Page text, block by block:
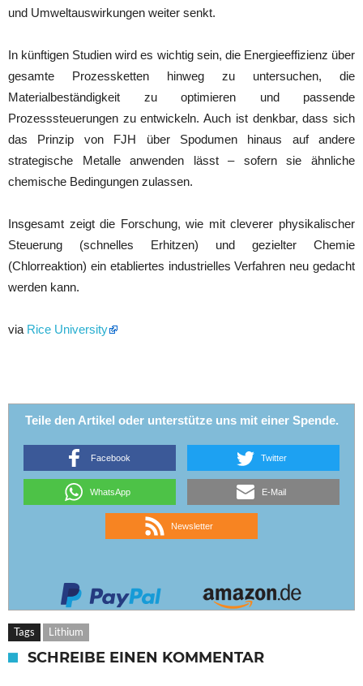
und Umweltauswirkungen weiter senkt.
In künftigen Studien wird es wichtig sein, die Energieeffizienz über
gesamte Prozessketten hinweg zu untersuchen, die
Materialbeständigkeit zu optimieren und passende
Prozesssteuerungen zu entwickeln. Auch ist denkbar, dass sich
das Prinzip von FJH über Spodumen hinaus auf andere
strategische Metalle anwenden lässt – sofern sie ähnliche
chemische Bedingungen zulassen.
Insgesamt zeigt die Forschung, wie mit cleverer physikalischer
Steuerung (schnelles Erhitzen) und gezielter Chemie
(Chlorreaktion) ein etabliertes industrielles Verfahren neu gedacht
werden kann.
via Rice University
Teile den Artikel oder unterstütze uns mit einer Spende.
Facebook Twitter
WhatsApp E-Mail
Newsletter
Tags Lithium
SCHREIBE EINEN KOMMENTAR